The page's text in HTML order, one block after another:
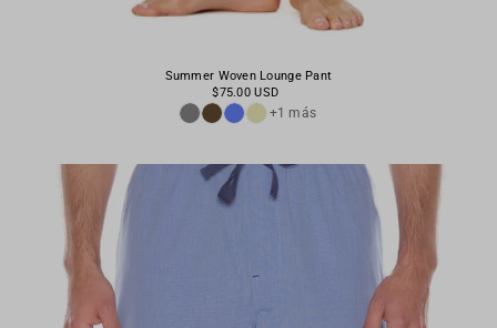
Summer Woven Lounge Pant
$75.00 USD
+1 más